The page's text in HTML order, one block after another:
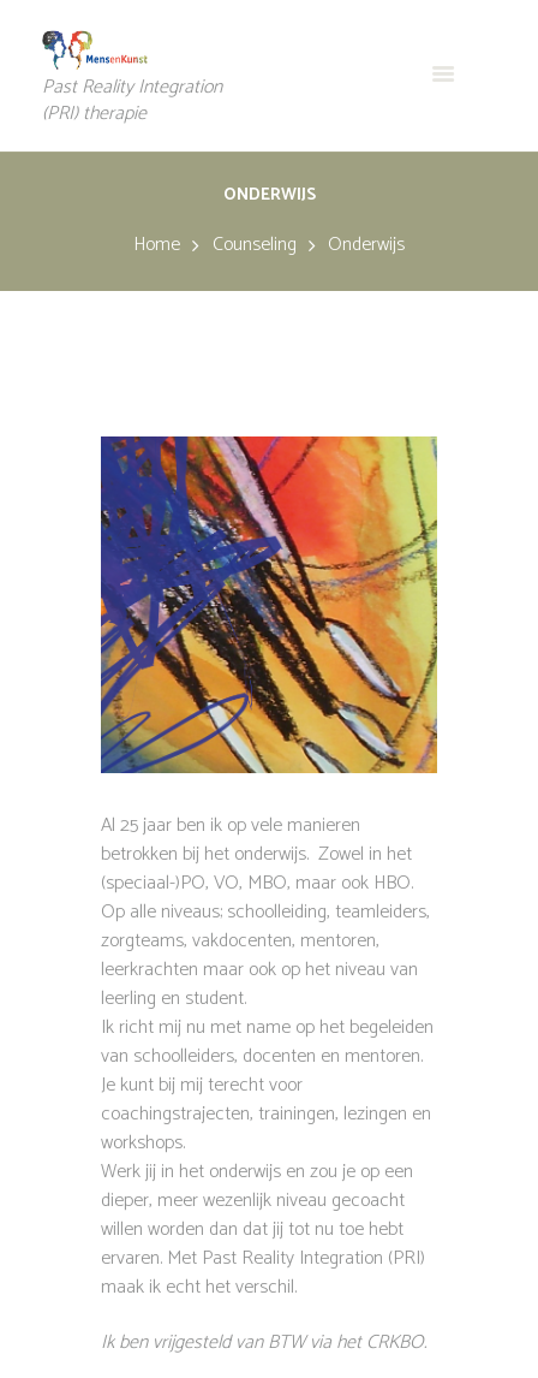
Past Reality Integration
(PRI) therapie
ONDERWIJS
Home Counseling Onderwijs
Al 25 jaar ben ik op vele manieren
betrokken bij het onderwijs. Zowel in het
(speciaal-)PO, VO, MBO, maar ook HBO.
Op alle niveaus; schoolleiding, teamleiders,
zorgteams, vakdocenten, mentoren,
leerkrachten maar ook op het niveau van
leerling en student.
Ik richt mij nu met name op het begeleiden
van schoolleiders, docenten en mentoren.
Je kunt bij mij terecht voor
coachingstrajecten, trainingen, lezingen en
workshops.
Werk jij in het onderwijs en zou je op een
dieper, meer wezenlijk niveau gecoacht
willen worden dan dat jij tot nu toe hebt
ervaren. Met Past Reality Integration (PRI)
maak ik echt het verschil.
Ik ben vrijgesteld van BTW via het CRKBO.